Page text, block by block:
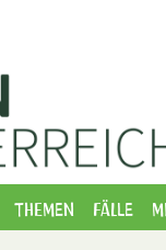
Themen Fälle